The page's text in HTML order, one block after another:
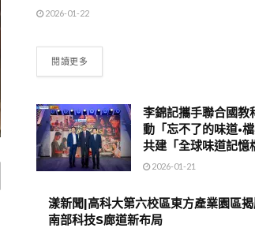
2026-01-22
閱讀更多
李錦記攜手聯合國教
動「忘不了的味道•檔
共建「全球味道記憶
2026-01-21
漾新聞|高科大第六校區東方產業園區
南部科技S廊道新布局